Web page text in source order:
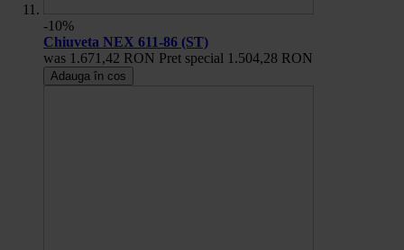
-10%
Chiuveta NEX 611-86 (ST)
was 1.671,42 RON Pret special 1.504,28 RON
Adauga în cos